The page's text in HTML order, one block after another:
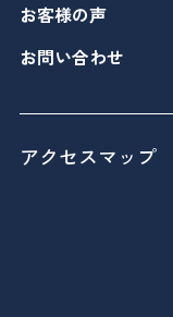
お客様の声
お問い合わせ
アクセスマップ